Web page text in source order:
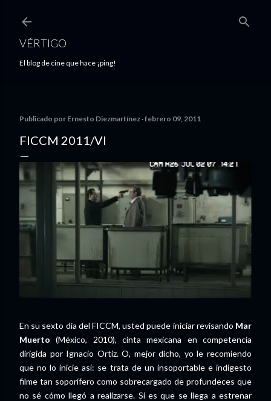
VÉRTIGO
El blog de cine que hace ¡ping!
Publicado por Ernesto Diezmartínez febrero 09, 2011
FICCM 2011/VI
En su sexto día del FICCM, usted puede iniciar revisando Mar
Muerto (México, 2010), cinta mexicana en competencia
dirigida por Ignacio Ortiz. O, mejor dicho, yo le recomiendo
que no lo inicie así: se trata de un insoportable e indigesto
filme tan soporífero como sobrecargado de profundeces que
no sé cómo llegó a realizarse. Si es que se llega a estrenar